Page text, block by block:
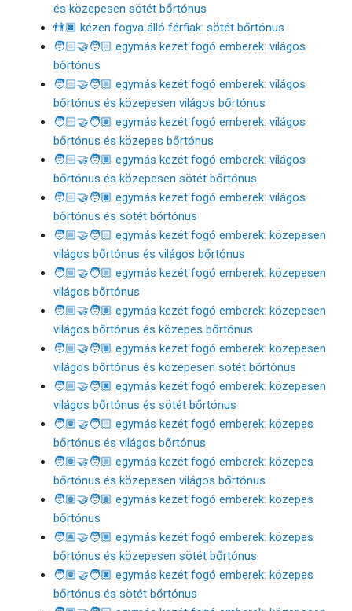
és közepesen sötét bőrtónus
👬🏿 kézen fogva álló férfiak: sötét bőrtónus
🧑🏻‍🤝‍🧑🏻 egymás kezét fogó emberek: világos
bőrtónus
🧑🏻‍🤝‍🧑🏼 egymás kezét fogó emberek: világos
bőrtónus és közepesen világos bőrtónus
🧑🏻‍🤝‍🧑🏽 egymás kezét fogó emberek: világos
bőrtónus és közepes bőrtónus
🧑🏻‍🤝‍🧑🏾 egymás kezét fogó emberek: világos
bőrtónus és közepesen sötét bőrtónus
🧑🏻‍🤝‍🧑🏿 egymás kezét fogó emberek: világos
bőrtónus és sötét bőrtónus
🧑🏼‍🤝‍🧑🏻 egymás kezét fogó emberek: közepesen
világos bőrtónus és világos bőrtónus
🧑🏼‍🤝‍🧑🏼 egymás kezét fogó emberek: közepesen
világos bőrtónus
🧑🏼‍🤝‍🧑🏽 egymás kezét fogó emberek: közepesen
világos bőrtónus és közepes bőrtónus
🧑🏼‍🤝‍🧑🏾 egymás kezét fogó emberek: közepesen
világos bőrtónus és közepesen sötét bőrtónus
🧑🏼‍🤝‍🧑🏿 egymás kezét fogó emberek: közepesen
világos bőrtónus és sötét bőrtónus
🧑🏽‍🤝‍🧑🏻 egymás kezét fogó emberek: közepes
bőrtónus és világos bőrtónus
🧑🏽‍🤝‍🧑🏼 egymás kezét fogó emberek: közepes
bőrtónus és közepesen világos bőrtónus
🧑🏽‍🤝‍🧑🏽 egymás kezét fogó emberek: közepes
bőrtónus
🧑🏽‍🤝‍🧑🏾 egymás kezét fogó emberek: közepes
bőrtónus és közepesen sötét bőrtónus
🧑🏽‍🤝‍🧑🏿 egymás kezét fogó emberek: közepes
bőrtónus és sötét bőrtónus